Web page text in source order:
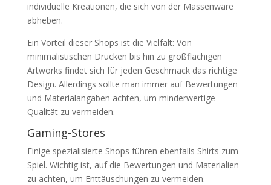
individuelle Kreationen, die sich von der Massenware
abheben.
Ein Vorteil dieser Shops ist die Vielfalt: Von
minimalistischen Drucken bis hin zu großflächigen
Artworks findet sich für jeden Geschmack das richtige
Design. Allerdings sollte man immer auf Bewertungen
und Materialangaben achten, um minderwertige
Qualität zu vermeiden.
Gaming-Stores
Einige spezialisierte Shops führen ebenfalls Shirts zum
Spiel. Wichtig ist, auf die Bewertungen und Materialien
zu achten, um Enttäuschungen zu vermeiden.